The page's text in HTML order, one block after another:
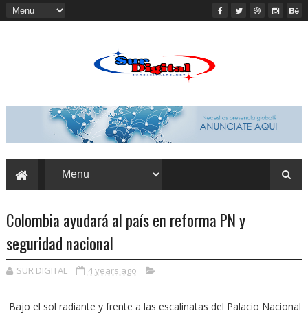
Colombia ayudará al país en reforma PN y
seguridad nacional
SUR DIGITAL 4 years ago
Bajo el sol radiante y fren­te a las escalinatas del Pa­lacio Nacional